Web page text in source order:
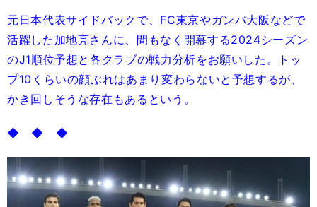
元日本代表サイドバックで、FC東京やガンバ大阪などで
活躍した加地亮さんに、間もなく開幕する2024シーズン
のJ1順位予想と各クラブの戦力分析をお願いした。トッ
プ10くらいの顔ぶれはあまり変わらないと予想するが、
かき回しそうな存在もあるという。
◆ ◆ ◆